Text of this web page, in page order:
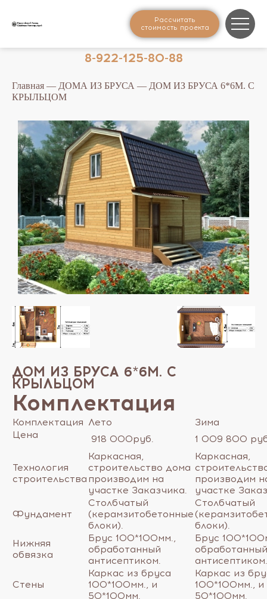
Рассчитать
стоимость проекта
8-922-125-80-88
Главная — ДОМА ИЗ БРУСА — ДОМ ИЗ БРУСА 6*6М. С
КРЫЛЬЦОМ
ДОМ ИЗ БРУСА 6*6М. С
КРЫЛЬЦОМ
Комплектация
Комплектация Лето
Зима
Цена
918 000руб. 1 009 800
Технология
строительства
Каркасная,
строительство дома
производим на
участке Заказчика.
Каркасная,
производим
участке
Фундамент
Столбчатый
(керамзитобетонные
блоки).
Столбчатый
блоки).
Нижняя
обвязка
Брус 100*100мм.,
обработанный
антисептиком.
Брус
обработанный
антисептиком.
Стены
Каркас из бруса
100*100мм., и
50*100мм.
Каркас из
100*100мм., и
50*100мм.